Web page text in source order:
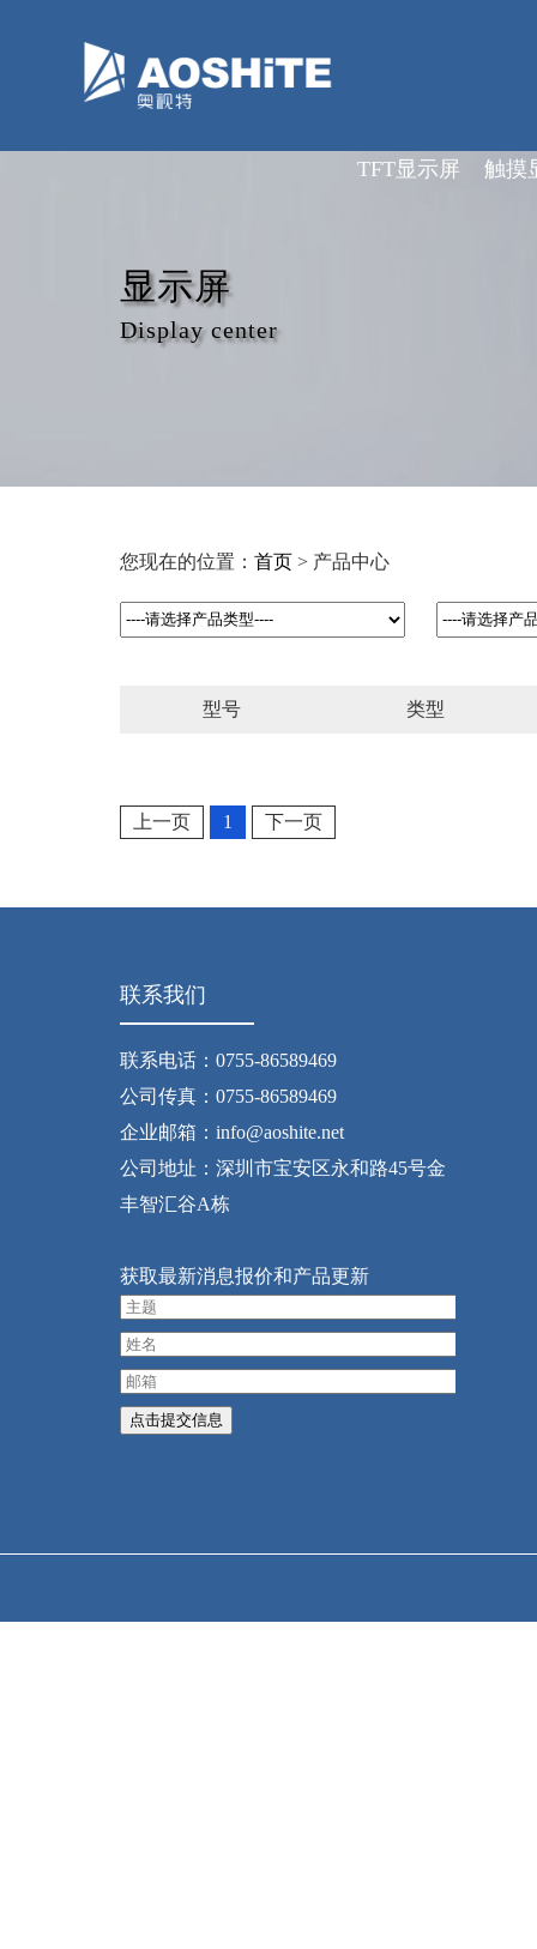
触摸
TFT显示屏
显示屏
Display center
您现在的位置： 首页 > 产品中心
型号 类型
上一页 1 下一页
联系我们
联系电话：0755-86589469
公司传真：0755-86589469
企业邮箱：info@aoshite.net
公司地址：深圳市宝安区永和路45号金
丰智汇谷A栋
获取最新消息报价和产品更新